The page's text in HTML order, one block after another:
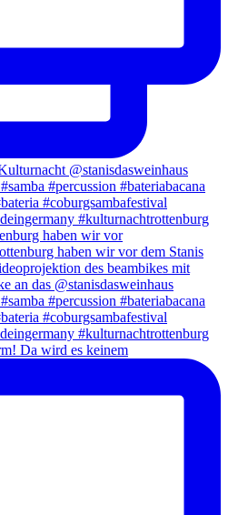
haben wir vor
Da wird es keinem